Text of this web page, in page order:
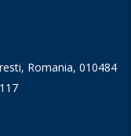
Romania, 010484